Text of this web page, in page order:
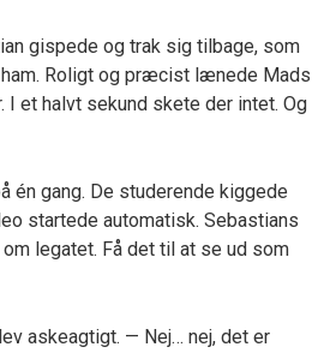
gispede og trak sig tilbage, som
Roligt og præcist lænede Mads
et halvt sekund skete der intet. Og
én gang. De studerende kiggede
startede automatisk. Sebastians
legatet. Få det til at se ud som
askeagtigt. — Nej… nej, det er